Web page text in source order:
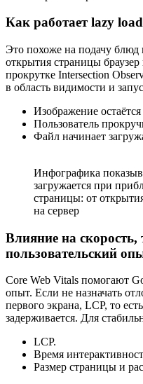
Как работает lazy load
Это похоже на подачу блюд
открытия страницы
прокрутке Intersection
в область видимости и
Изображение
Пользователь
Файл начинает
Инфографика
загружается при
страницы: от
на сервер
Влияние на
пользовательский
Core Web Vitals помогают
опыт. Если не назначать
первого экрана, LCP, то
задерживается. Для
LCP.
Время
Размер страницы и